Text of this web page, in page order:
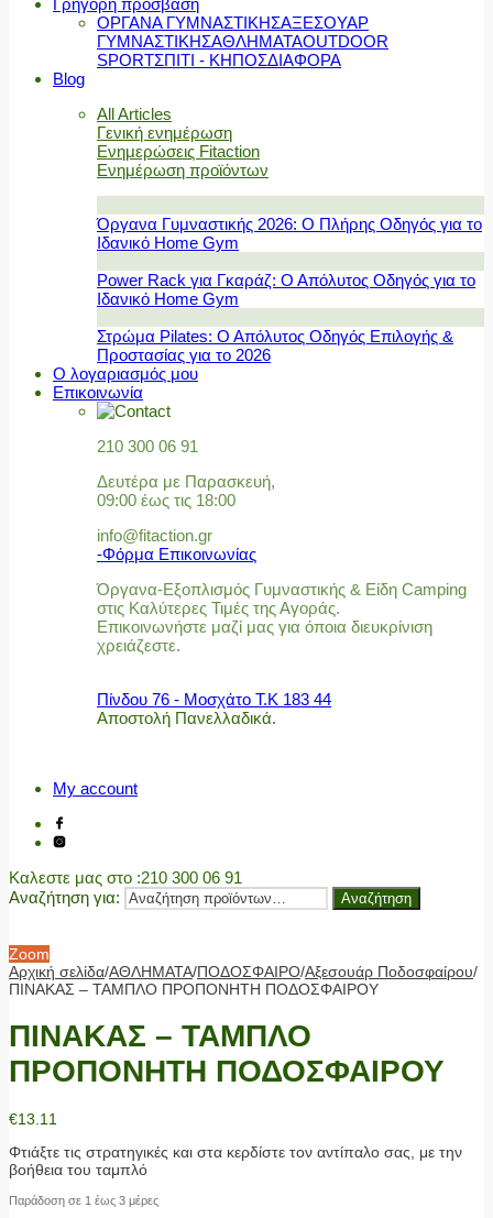
Γρήγορη πρόσβαση
ΟΡΓΑΝΑ ΓΥΜΝΑΣΤΙΚΗΣΑΞΕΣΟΥΑΡ
ΓΥΜΝΑΣΤΙΚΗΣΑΘΛΗΜΑΤΑOUTDOOR
SPORTΣΠΙΤΙ - ΚΗΠΟΣΔΙΑΦΟΡΑ
Blog
All Articles
Γενική ενημέρωση
Ενημερώσεις Fitaction
Ενημέρωση προϊόντων
Όργανα Γυμναστικής 2026: Ο Πλήρης Οδηγός για το
Ιδανικό Home Gym
Power Rack για Γκαράζ: Ο Απόλυτος Οδηγός για το
Ιδανικό Home Gym
Στρώμα Pilates: Ο Απόλυτος Οδηγός Επιλογής &
Προστασίας για το 2026
Ο λογαριασμός μου
Επικοινωνία
210 300 06 91
Δευτέρα με Παρασκευή,
09:00 έως τις 18:00
info@fitaction.gr
-Φόρμα Επικοινωνίας
Όργανα-Εξοπλισμός Γυμναστικής & Είδη Camping
στις Καλύτερες Τιμές της Αγοράς.
Επικοινωνήστε μαζί μας για όποια διευκρίνιση
χρειάζεστε.
Πίνδου 76 - Μοσχάτο Τ.Κ 183 44
Αποστολή Πανελλαδικά.
My account
Καλεστε μας στο :210 300 06 91
Αναζήτηση για:
Αναζήτηση
Zoom
Αρχική σελίδα/ΑΘΛΗΜΑΤΑ/ΠΟΔΟΣΦΑΙΡΟ/Αξεσουάρ Ποδοσφαίρου/
ΠΙΝΑΚΑΣ – ΤΑΜΠΛΟ ΠΡΟΠΟΝΗΤΗ ΠΟΔΟΣΦΑΙΡΟΥ
ΠΙΝΑΚΑΣ – ΤΑΜΠΛΟ
ΠΡΟΠΟΝΗΤΗ ΠΟΔΟΣΦΑΙΡΟΥ
€13.11
Φτιάξτε τις στρατηγικές και στα κερδίστε τον αντίπαλο σας, με την
βοήθεια του ταμπλό
Παράδοση σε 1 έως 3 μέρες